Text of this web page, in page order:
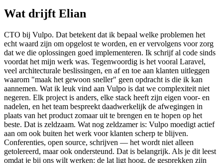
Wat drijft Elian
CTO bij Vulpo. Dat betekent dat ik bepaal welke problemen het
echt waard zijn om opgelost te worden, en er vervolgens voor zorg
dat we die oplossingen goed implementeren. Ik schrijf al code sinds
voordat het mijn werk was. Tegenwoordig is het vooral Laravel,
veel architecturale beslissingen, en af en toe aan klanten uitleggen
waarom "maak het gewoon sneller" geen opdracht is die ik kan
aannemen. Wat ik leuk vind aan Vulpo is dat we complexiteit niet
negeren. Elk project is anders, elke stack heeft zijn eigen voor- en
nadelen, en het team bespreekt daadwerkelijk de afwegingen in
plaats van het product zomaar uit te brengen en te hopen op het
beste. Dat is zeldzaam. Wat nog zeldzamer is: Vulpo moedigt actief
aan om ook buiten het werk voor klanten scherp te blijven.
Conferenties, open source, schrijven — het wordt niet alleen
getolereerd, maar ook ondersteund. Dat is belangrijk. Als je dit leest
omdat je bij ons wilt werken: de lat ligt hoog, de gesprekken zijn